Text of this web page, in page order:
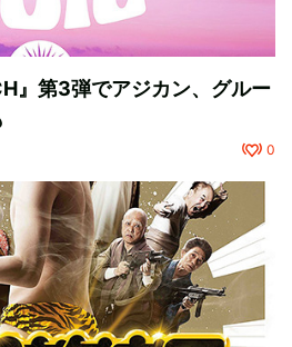
』第3弾でアジカン、グルー
0